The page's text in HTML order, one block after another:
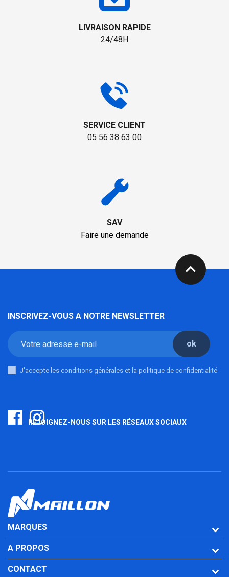
LIVRAISON RAPIDE
24/48H
SERVICE CLIENT
05 56 38 63 00
SAV
Faire une demande
expand_less
INSCRIVEZ-VOUS A NOTRE NEWSLETTER
ok
J'accepte les conditions générales et la politique de confidentialité
REJOIGNEZ-NOUS SUR LES RÉSEAUX SOCIAUX
MARQUES
A PROPOS
CONTACT